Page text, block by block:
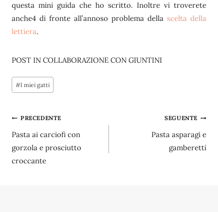
questa mini guida che ho scritto. Inoltre vi troverete
anche4 di fronte all’annoso problema della scelta della
lettiera.
POST IN COLLABORAZIONE CON GIUNTINI
Tag
articolo:
#I miei gatti
Navigazione
articoli
PRECEDENTE
Pasta ai carciofi con
gorzola e prosciutto
croccante
SEGUENTE
Pasta asparagi e
gamberetti